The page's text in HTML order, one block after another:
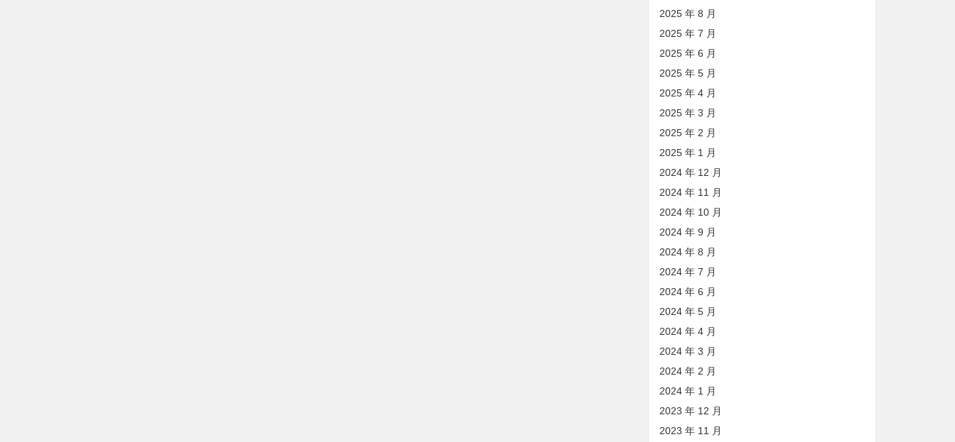
2025 年 8 月
2025 年 7 月
2025 年 6 月
2025 年 5 月
2025 年 4 月
2025 年 3 月
2025 年 2 月
2025 年 1 月
2024 年 12 月
2024 年 11 月
2024 年 10 月
2024 年 9 月
2024 年 8 月
2024 年 7 月
2024 年 6 月
2024 年 5 月
2024 年 4 月
2024 年 3 月
2024 年 2 月
2024 年 1 月
2023 年 12 月
2023 年 11 月